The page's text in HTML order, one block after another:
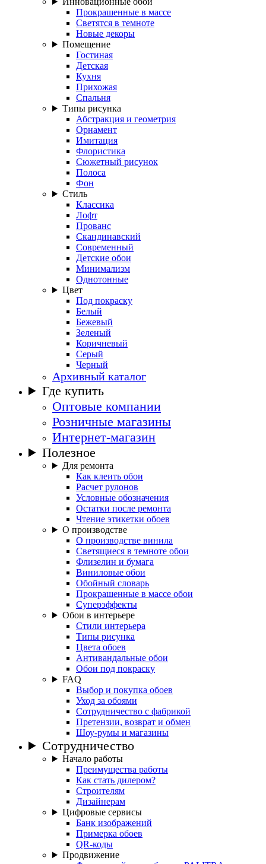
Прокрашенные в массе
Светятся в темноте
Новые декоры
Помещение
Гостиная
Детская
Кухня
Прихожая
Спальня
Типы рисунка
Абстракция и геометрия
Орнамент
Имитация
Флористика
Сюжетный рисунок
Полоса
Фон
Стиль
Классика
Лофт
Прованс
Скандинавский
Современный
Детские обои
Минимализм
Однотонные
Цвет
Под покраску
Белый
Бежевый
Зеленый
Коричневый
Серый
Черный
Архивный каталог
Где купить
Оптовые компании
Розничные магазины
Интернет-магазин
Полезное
Для ремонта
Как клеить обои
Расчет рулонов
Условные обозначения
Остатки после ремонта
Чтение этикетки обоев
О производстве
О производстве винила
Светящиеся в темноте обои
Флизелин и бумага
Виниловые обои
Обойный словарь
Прокрашенные в массе обои
Суперэффекты
Обои в интерьере
Стили интерьера
Типы рисунка
Цвета обоев
Антивандальные обои
Обои под покраску
FAQ
Выбор и покупка обоев
Уход за обоями
Сотрудничество с фабрикой
Претензии, возврат и обмен
Шоу-румы и магазины
Сотрудничество
Начало работы
Преимущества работы
Как стать дилером?
Строителям
Дизайнерам
Цифровые сервисы
Банк изображений
Примерка обоев
QR-коды
Продвижение